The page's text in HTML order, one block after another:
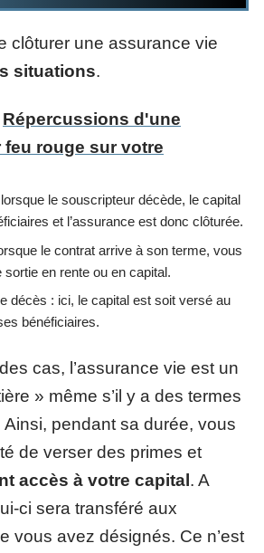
clôturer une assurance vie
situations.
Répercussions d'une
feu rouge sur votre
le souscripteur décède, le capital
et l’assurance est donc clôturée.
le contrat arrive à son terme, vous
en rente ou en capital.
décès : ici, le capital est soit versé au
bénéficiaires.
cas, l’assurance vie est un
» même s’il y a des termes
pendant sa durée, vous
de verser des primes et
accès à votre capital. A
ci sera transféré aux
vous avez désignés. Ce n’est